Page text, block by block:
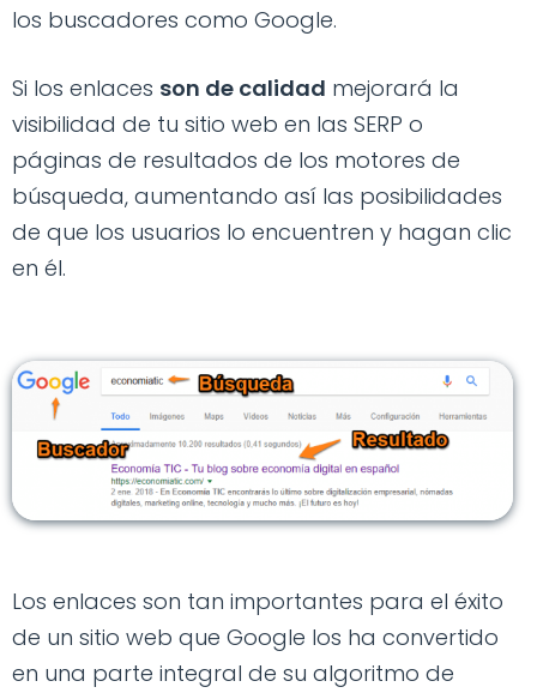
los buscadores como Google.
Si los enlaces son de calidad mejorará la
visibilidad de tu sitio web en las SERP o
páginas de resultados de los motores de
búsqueda, aumentando así las posibilidades
de que los usuarios lo encuentren y hagan clic
en él.
Los enlaces son tan importantes para el éxito
de un sitio web que Google los ha convertido
en una parte integral de su algoritmo de